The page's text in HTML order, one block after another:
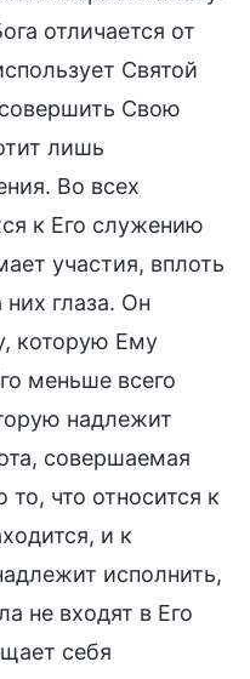
отличается от
Святой
Свою
лишь
Во всех
к Его служению
участия, вплоть
них глаза. Он
которую Ему
меньше всего
надлежит
совершаемая
что относится к
и к
исполнить,
не входят в Его
себя